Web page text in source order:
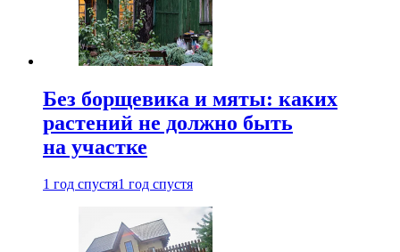
Без борщевика и мяты: каких
растений не должно быть
на участке
1 год спустя1 год спустя